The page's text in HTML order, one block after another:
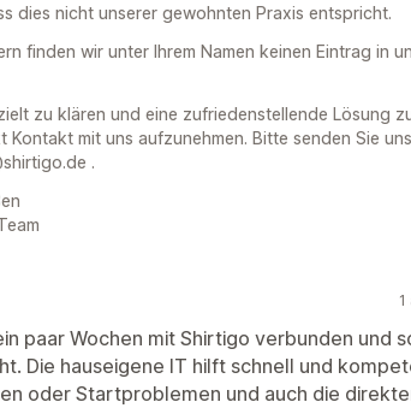
dies nicht unserer gewohnten Praxis entspricht.
finden wir unter Ihrem Namen keinen Eintrag in
zu klären und eine zufriedenstellende Lösung
Kontakt mit uns aufzunehmen. Bitte senden Sie
.
paar Wochen mit Shirtigo verbunden und
Die hauseigene IT hilft schnell und
oder Startproblemen und auch die